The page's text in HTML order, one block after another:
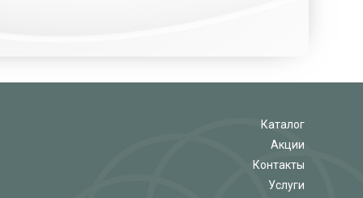
Каталог
Акции
Контакты
Услуги